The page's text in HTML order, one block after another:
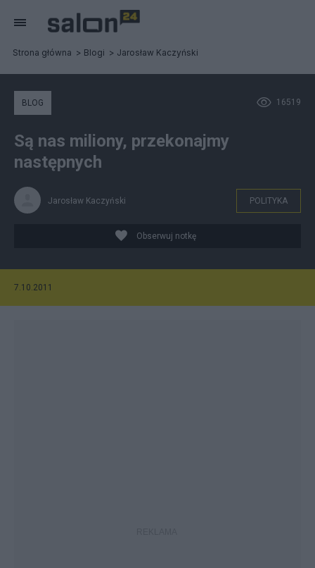
Strona główna Blogi Jarosław Kaczyński
16519
BLOG
Są nas miliony, przekonajmy
następnych
Jarosław Kaczyński POLITYKA
Obserwuj notkę
7.10.2011